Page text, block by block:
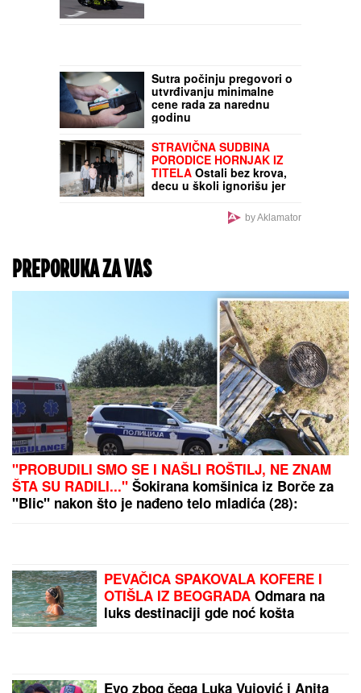
Sutra počinju pregovori o
utvrđivanju minimalne
cene rada za narednu
godinu
STRAVIČNA SUDBINA
PORODICE HORNJAK IZ
TITELA Ostali bez krova,
decu u školi ignorišu jer
su siromašna, nemaju ni
tekuću vodu, a ovo im je
POSLEDNJA NADAby Aklamator
PREPORUKA ZA VAS
"PROBUDILI SMO SE I NAŠLI ROŠTILJ, NE ZNAM
ŠTA SU RADILI..." Šokirana komšinica iz Borče za
"Blic" nakon što je nađeno telo mladića (28):
PEVAČICA SPAKOVALA KOFERE I
OTIŠLA IZ BEOGRADA Odmara na
luks destinaciji gde noć košta
Evo zbog čega Luka Vujović i Anita